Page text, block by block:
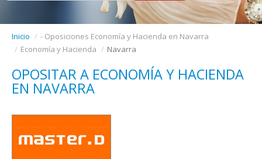
Inicio / - Oposiciones Economía y Hacienda en Navarra
/ Economía y Hacienda / Navarra
OPOSITAR A ECONOMÍA Y HACIENDA
EN NAVARRA